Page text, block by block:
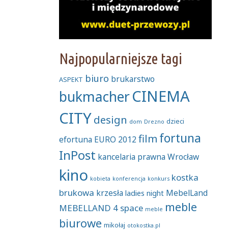
Najpopularniejsze tagi
ASPEKT biuro brukarstwo
bukmacherCINEMA
CITYdesign dom Drezno dzieci
efortuna EURO 2012film fortuna
InPost kancelaria prawna Wrocław
kino kobieta konferencja konkurs kostka
brukowa krzesła ladies night MebelLand
MEBELLAND 4 space meble meble
biurowe mikołaj otokostka.pl